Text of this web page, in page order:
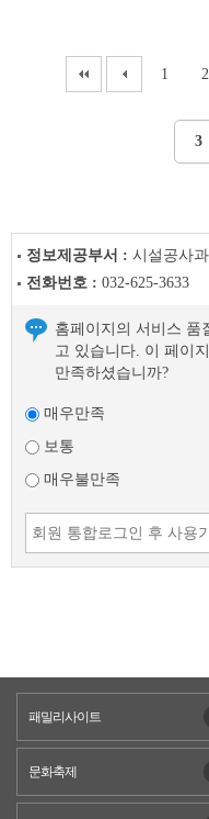
1 2
정보제공부서 : 시설공사
전화번호 : 032-625-3633
홈페이지의 서비스 품
고 있습니다. 이 페이
만족하셨습니까?
매우만족
보통
매우불만족
패밀리사이트
문화축제